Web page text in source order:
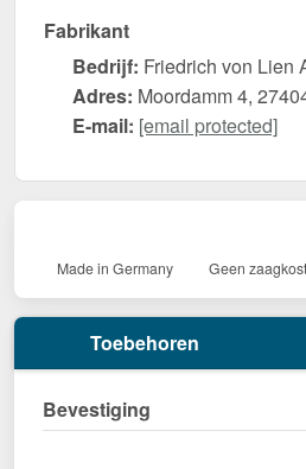
Fabrikant
Bedrijf: Friedrich von Lien
Adres: Moordamm 4,
E-mail: [email protected]
Made in Germany Geen
Toebehoren
Bevestiging